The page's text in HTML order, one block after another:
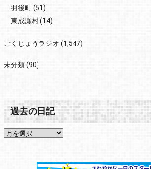
羽後町(51)
東成瀬村(14)
ごくじょうラジオ (1,547)
未分類(90)
過去の日記